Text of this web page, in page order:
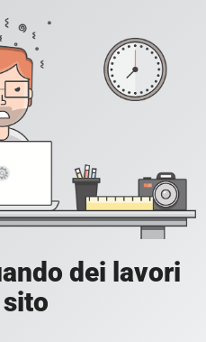
dei lavori